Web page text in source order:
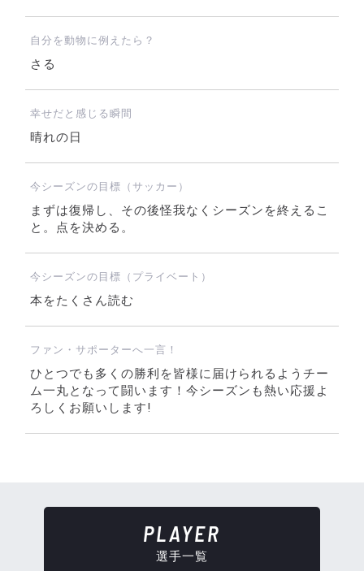
自分を動物に例えたら？
さる
幸せだと感じる瞬間
晴れの日
今シーズンの目標（サッカー）
まずは復帰し、その後怪我なくシーズンを終えるこ
と。点を決める。
今シーズンの目標（プライベート）
本をたくさん読む
ファン・サポーターへ一言！
ひとつでも多くの勝利を皆様に届けられるようチー
ム一丸となって闘います！今シーズンも熱い応援よ
ろしくお願いします!
PLAYER
選手一覧